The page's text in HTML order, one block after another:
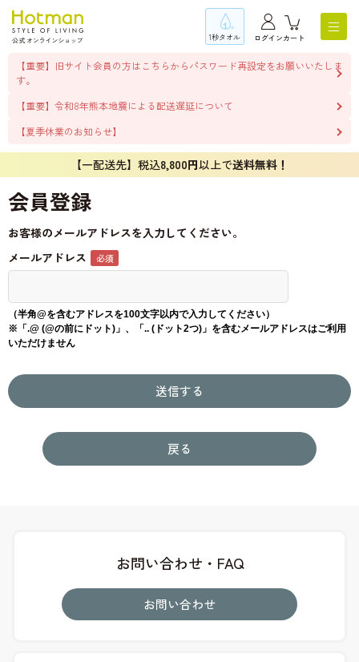
1秒タオル ログインカート
【重要】旧サイト会員の方はこちらからパスワード再設定をお願いいたしま
す。
【重要】令和8年熊本地震による配送遅延について
【夏季休業のお知らせ】
【一配送先】税込8,800円以上で送料無料！
会員登録
お客様のメールアドレスを入力してください。
メールアドレス
（半角@を含むアドレスを100文字以内で入力してください）
※「.@ (@の前にドット)」、「.. (ドット2つ)」を含むメールアドレスはご利用
いただけません
戻る
お問い合わせ・FAQ
お問い合わせ